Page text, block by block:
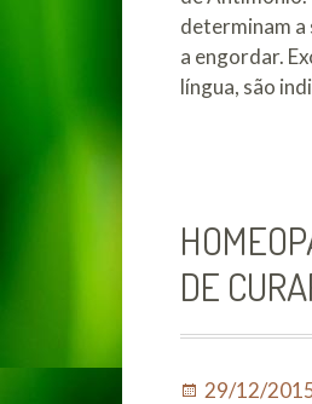
determinam a
a engordar.
língua, são
DE
Posted
29/12/